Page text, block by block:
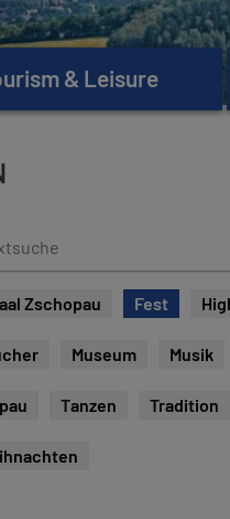
& Leisure
Zschopau Fest
Museum Musik
Tanzen Tradition